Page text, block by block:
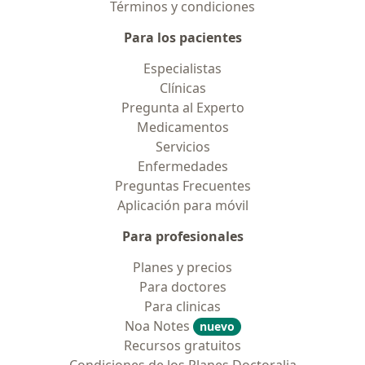
Términos y condiciones
Para los pacientes
Especialistas
Clínicas
Pregunta al Experto
Medicamentos
Servicios
Enfermedades
Preguntas Frecuentes
Aplicación para móvil
Para profesionales
Planes y precios
Para doctores
Para clinicas
Noa Notes
nuevo
Recursos gratuitos